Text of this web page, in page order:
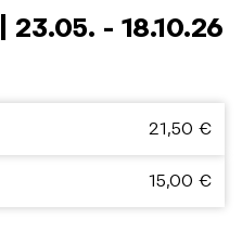
- 18.10.26
21,50 €
15,00 €